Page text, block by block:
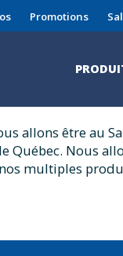
Promotions
allons être au
Québec. Nous
multiples